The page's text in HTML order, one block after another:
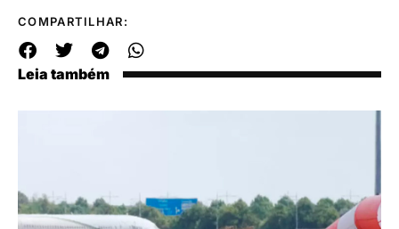
COMPARTILHAR:
Leia também